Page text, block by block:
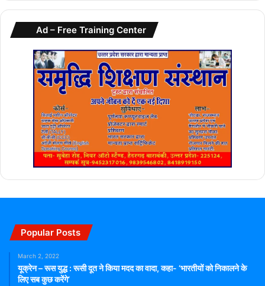
Ad – Free Training Center
Popular Posts
March 2, 2022
यूक्रेन – रूस युद्ध : रूसी दूत ने किया मदद का वादा, कहा- ‘भारतीयों को निकालने के
लिए सब कुछ करेंगे’